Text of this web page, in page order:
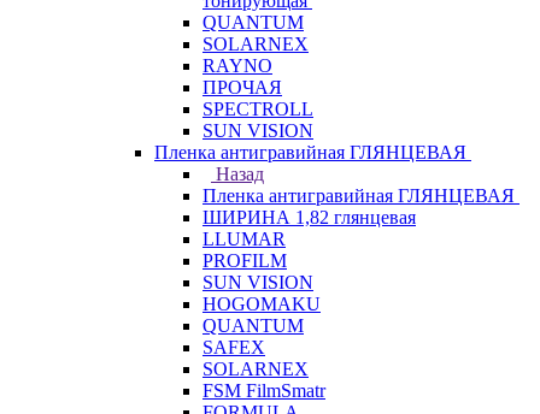
QUANTUM
SOLARNEX
RAYNO
ПРОЧАЯ
SPECTROLL
SUN VISION
Пленка антигравийная ГЛЯНЦЕВАЯ
Назад
Пленка антигравийная ГЛЯНЦЕВАЯ
ШИРИНА 1,82 глянцевая
LLUMAR
PROFILM
SUN VISION
HOGOMAKU
QUANTUM
SAFEX
SOLARNEX
FSM FilmSmatr